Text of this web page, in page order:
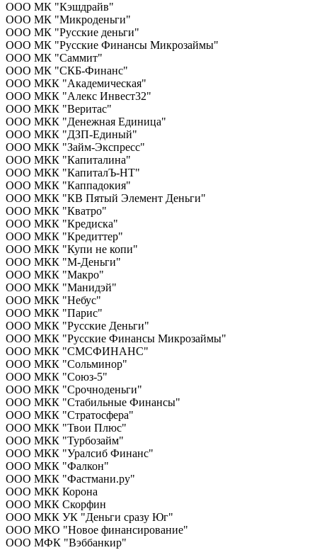
ООО МК "Кэшдрайв"
ООО МК "Микроденьги"
ООО МК "Русские деньги"
ООО МК "Русские Финансы Микрозаймы"
ООО МК "Саммит"
ООО МК "СКБ-Финанс"
ООО МКК "Академическая"
ООО МКК "Алекс Инвест32"
ООО МКК "Веритас"
ООО МКК "Денежная Единица"
ООО МКК "ДЗП-Единый"
ООО МКК "Займ-Экспресс"
ООО МКК "Капиталина"
ООО МКК "КапиталЪ-НТ"
ООО МКК "Каппадокия"
ООО МКК "КВ Пятый Элемент Деньги"
ООО МКК "Кватро"
ООО МКК "Кредиска"
ООО МКК "Кредиттер"
ООО МКК "Купи не копи"
ООО МКК "М-Деньги"
ООО МКК "Макро"
ООО МКК "Манидэй"
ООО МКК "Небус"
ООО МКК "Парис"
ООО МКК "Русские Деньги"
ООО МКК "Русские Финансы Микрозаймы"
ООО МКК "СМСФИНАНС"
ООО МКК "Сольминор"
ООО МКК "Союз-5"
ООО МКК "Срочноденьги"
ООО МКК "Стабильные Финансы"
ООО МКК "Стратосфера"
ООО МКК "Твои Плюс"
ООО МКК "Турбозайм"
ООО МКК "Уралсиб Финанс"
ООО МКК "Фалкон"
ООО МКК "Фастмани.ру"
ООО МКК Корона
ООО МКК Скорфин
ООО МКК УК "Деньги сразу Юг"
ООО МКО "Новое финансирование"
ООО МФК "Вэббанкир"